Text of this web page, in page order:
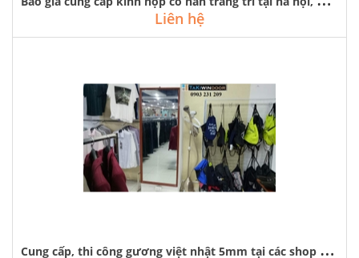
Liên hệ
C
ung cấp, thi công gương việt nhật 5mm tại các shop thời trang hà nội